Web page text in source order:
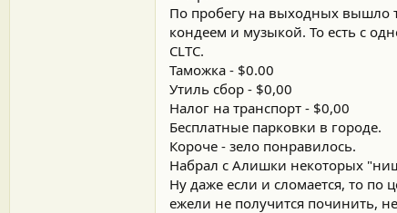
По пробегу на выходных вышло
кондеем и музыкой. То есть с
CLTC.
Таможка - $0.00
Утиль сбор - $0,00
Налог на транспорт - $0,00
Бесплатные парковки в городе.
Короче - зело понравилось.
Набрал с Алишки некоторых
Ну даже если и сломается, то по
ежели не получится починить,